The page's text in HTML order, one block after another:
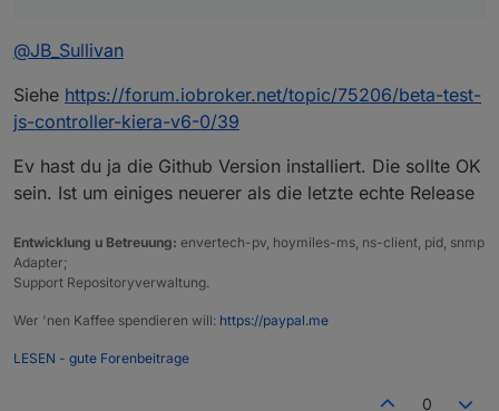
@JB_Sullivan
Siehe https://forum.iobroker.net/topic/75206/beta-test-
js-controller-kiera-v6-0/39
Ev hast du ja die Github Version installiert. Die sollte OK
sein. Ist um einiges neuerer als die letzte echte Release
Entwicklung u Betreuung: envertech-pv, hoymiles-ms, ns-client, pid, snmp
Adapter;
Support Repositoryverwaltung.
Wer 'nen Kaffee spendieren will: https://paypal.me
LESEN - gute Forenbeitrage
0